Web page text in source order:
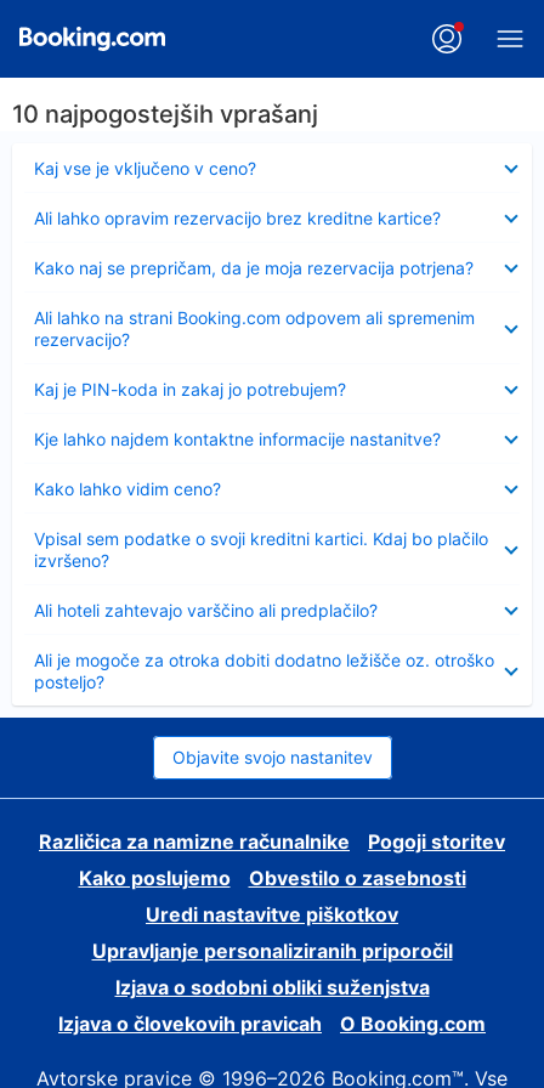
10 najpogostejših vprašanj
Kaj vse je vključeno v ceno?
Ali lahko opravim rezervacijo brez kreditne kartice?
Kako naj se prepričam, da je moja rezervacija potrjena?
Ali lahko na strani Booking.com odpovem ali spremenim
rezervacijo?
Kaj je PIN-koda in zakaj jo potrebujem?
Kje lahko najdem kontaktne informacije nastanitve?
Kako lahko vidim ceno?
Vpisal sem podatke o svoji kreditni kartici. Kdaj bo plačilo
izvršeno?
Ali hoteli zahtevajo varščino ali predplačilo?
Ali je mogoče za otroka dobiti dodatno ležišče oz. otroško
posteljo?
Objavite svojo nastanitev
Različica za namizne računalnike
Pogoji storitev
Kako poslujemo
Obvestilo o zasebnosti
Uredi nastavitve piškotkov
Upravljanje personaliziranih priporočil
Izjava o sodobni obliki suženjstva
Izjava o človekovih pravicah
O Booking.com
Avtorske pravice © 1996–2026 Booking.com™. Vse